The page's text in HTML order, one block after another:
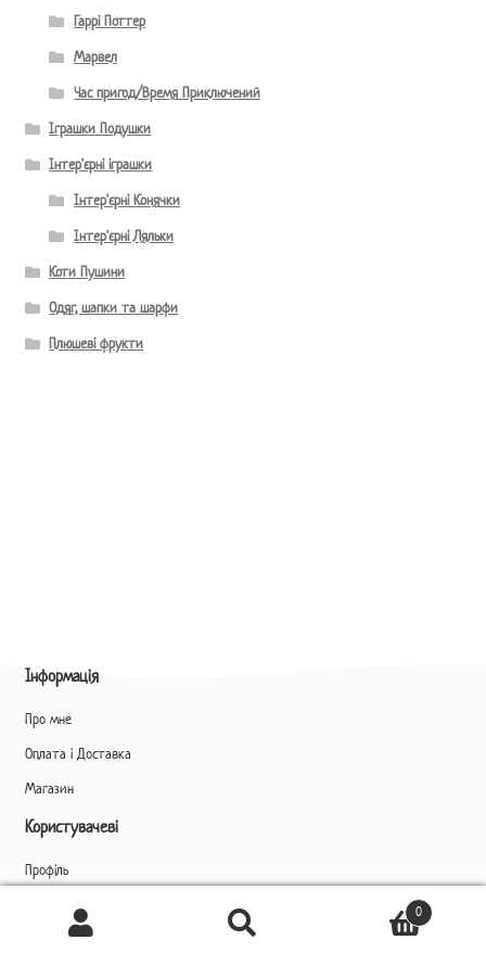
Гаррі Поттер
Марвел
Час пригод/Время Приключений
Іграшки Подушки
Інтер'єрні іграшки
Інтер'єрні Конячки
Інтер'єрні Ляльки
Коти Пушини
Одяг, шапки та шарфи
Плюшеві фрукти
Інформація
Про мне
Оплата і Доставка
Магазин
Користувачеві
Профіль
Ukrainian
Контакти
Шукати
0